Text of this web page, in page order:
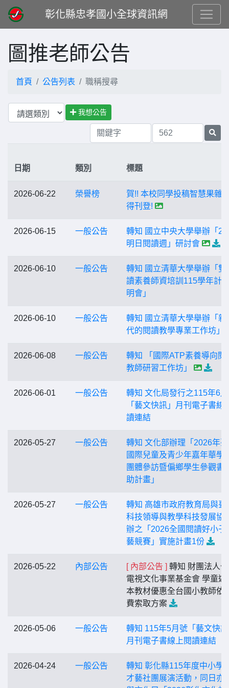
彰化縣忠孝國小全球資訊網
圖推老師公告
首頁 公告列表 職稱搜尋
我想公告
日期 類別 標題
2026-06-22 榮譽榜
賀!! 本校同學投稿智慧果雜
得刊登!
2026-06-15 一般公告
轉知 國立中央大學舉辦「
明日閱讀週」研討會
2026-06-10 一般公告
轉知 國立清華大學舉辦「雙
讀素養師資培訓115學年計
明會」
2026-06-10 一般公告
轉知 國立清華大學舉辦「新
代的閱讀教學專業工作坊」
2026-06-08 一般公告
轉知 「國際ATP素養導向閱
教師研習工作坊」
2026-06-01 一般公告
轉知 文化局發行之115年6
「藝文快訊」月刊電子書線
讀連結
2026-05-27 一般公告
轉知 文化部辦理「2026年
國際兒童及青少年嘉年華學
團體參訪暨偏鄉學生參觀書
助計畫」
2026-05-27 一般公告
轉知 高雄市政府教育局與臺
科技領導與教學科技發展協
辦之「2026全國閱讀好小子
藝競賽」實施計畫1份
2026-05-22 內部公告 [ 內部公告 ] 轉知 財團法人
電視文化事業基金會 學童遊
本教材優惠全台國小教師依
費索取方案
2026-05-06 一般公告
轉知 115年5月號「藝文快
月刊電子書線上閱讀連結
2026-04-24 一般公告
轉知 彰化縣115年度中小學
才藝社團展演活動，同日亦